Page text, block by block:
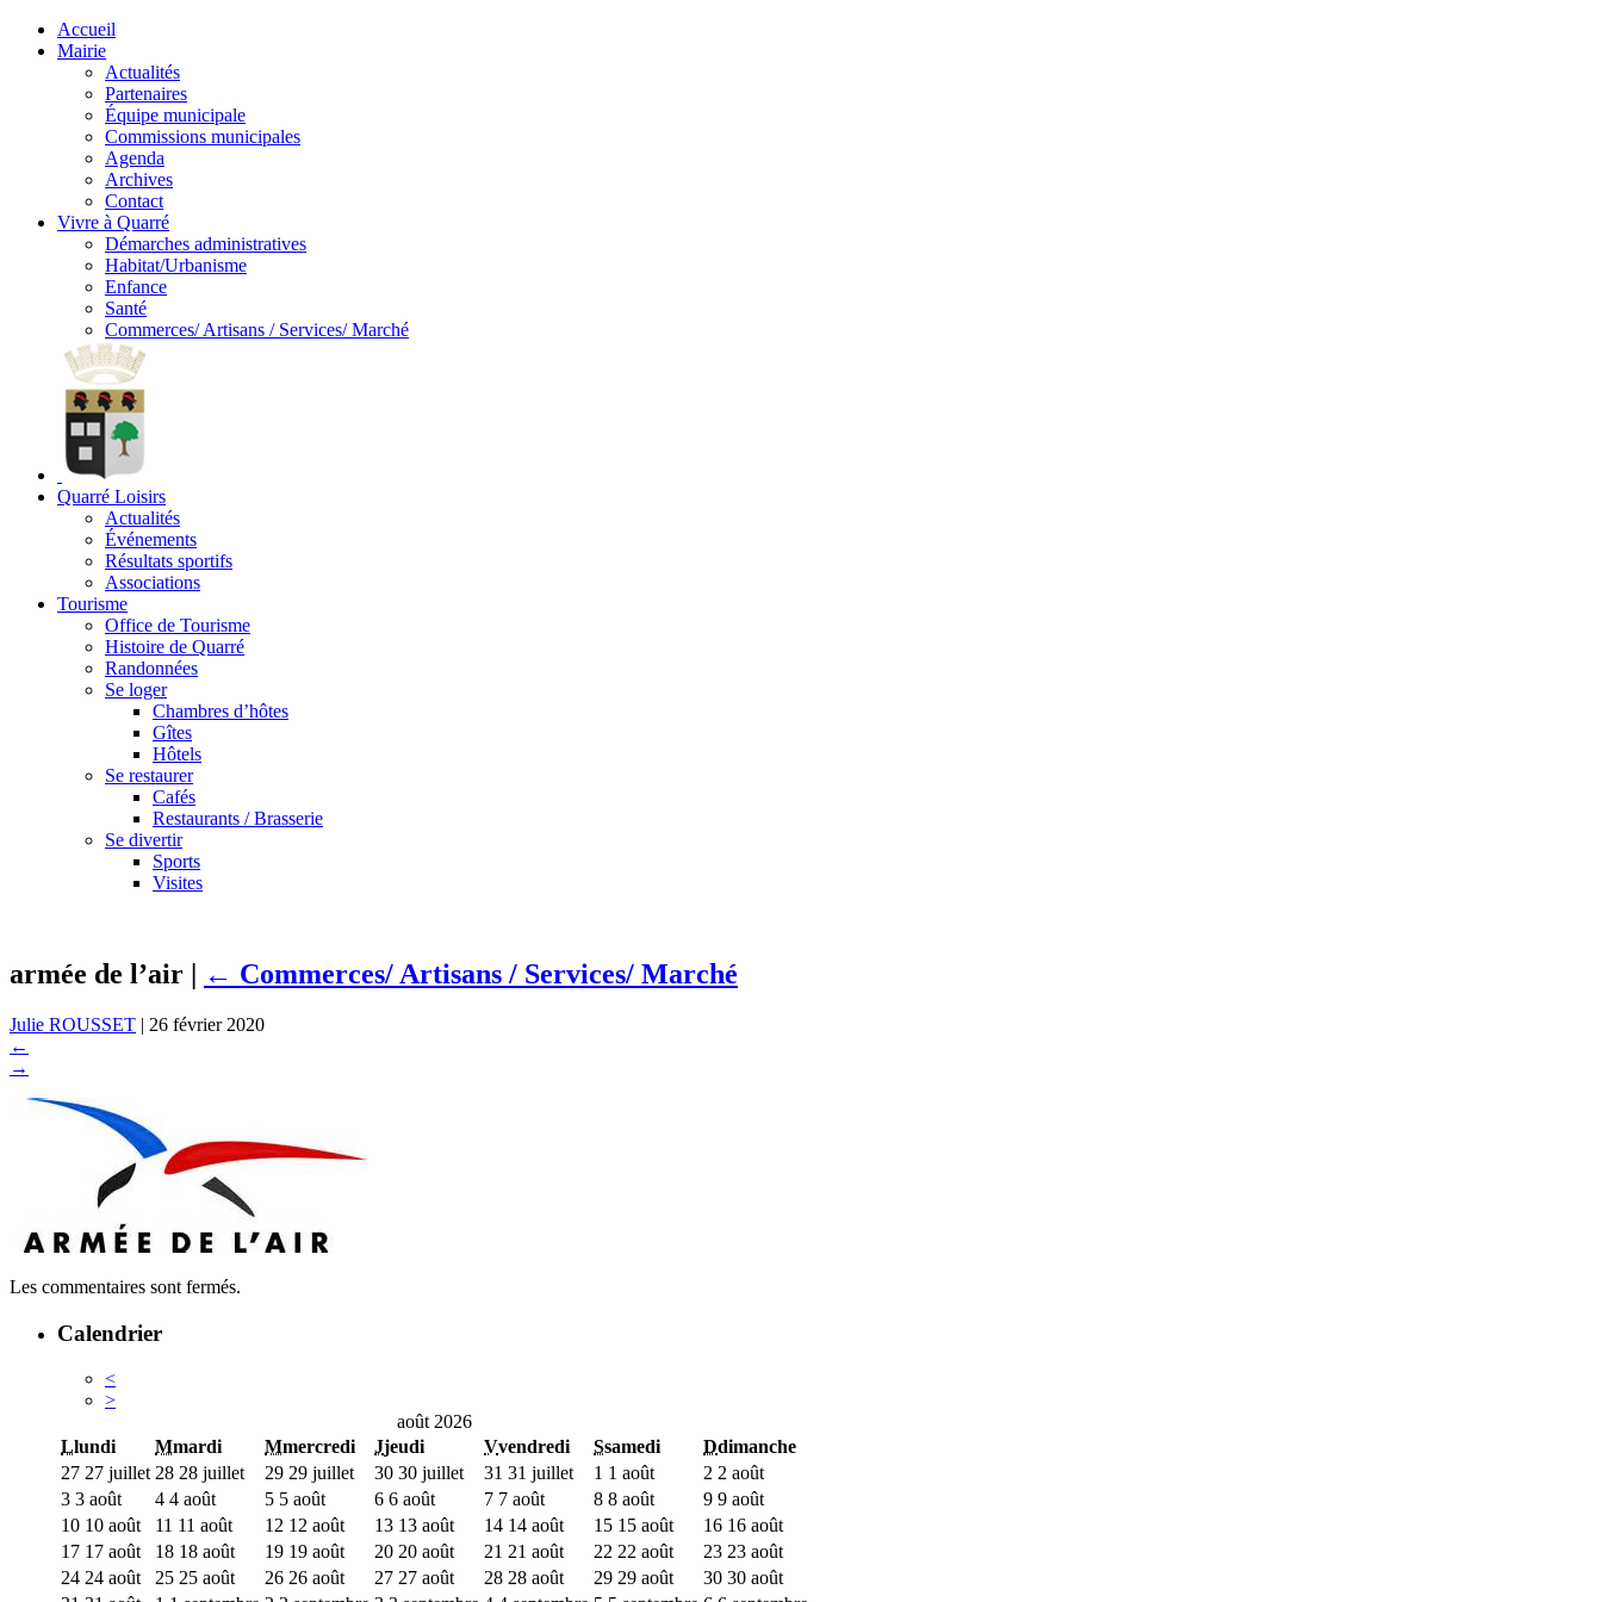
Accueil
Mairie
Actualités
Partenaires
Équipe municipale
Commissions municipales
Agenda
Archives
Contact
Vivre à Quarré
Démarches administratives
Habitat/Urbanisme
Enfance
Santé
Commerces/ Artisans / Services/ Marché
Quarré Loisirs
Actualités
Événements
Résultats sportifs
Associations
Tourisme
Office de Tourisme
Histoire de Quarré
Randonnées
Se loger
Chambres d’hôtes
Gîtes
Hôtels
Se restaurer
Cafés
Restaurants / Brasserie
Se divertir
Sports
Visites
armée de l’air | ← Commerces/ Artisans / Services/ Marché
Julie ROUSSET | 26 février 2020
←
→
Les commentaires sont fermés.
Calendrier
<
>
août 2026
Llundi Mmardi Mmercredi Jjeudi Vvendredi Ssamedi Ddimanche
27 27 juillet 28 28 juillet 29 29 juillet 30 30 juillet 31 31 juillet 1 1 août 2 2 août
3 3 août 4 4 août 5 5 août 6 6 août 7 7 août 8 8 août 9 9 août
10 10 août 11 11 août 12 12 août 13 13 août 14 14 août 15 15 août 16 16 août
17 17 août 18 18 août 19 19 août 20 20 août 21 21 août 22 22 août 23 23 août
24 24 août 25 25 août 26 26 août 27 27 août 28 28 août 29 29 août 30 30 août